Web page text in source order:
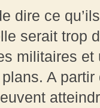
dire ce
serait trop
militaires
A